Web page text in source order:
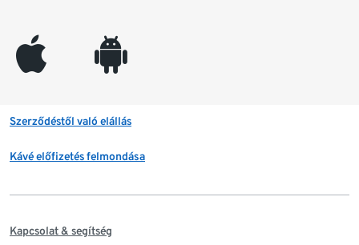
appleinc android
Szerződéstől való elállás
Kávé előfizetés felmondása
Kapcsolat & segítség